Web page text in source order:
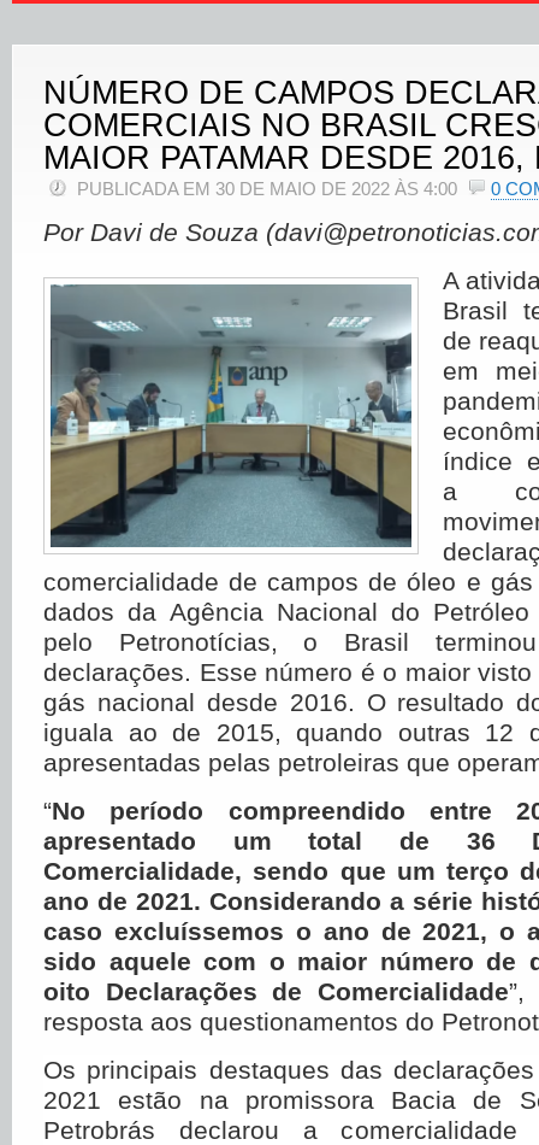
NÚMERO DE CAMPOS
COMERCIAIS NO BRASIL
MAIOR PATAMAR DESDE 2016,
PUBLICADA EM 30 DE MAIO DE 2022 ÀS 4:00 0
Por Davi de Souza
A
Brasil
de
em
índice
a
comercialidade de campos de óleo e
dados da Agência Nacional do Petróleo
pelo Petronotícias, o Brasil
declarações. Esse número é o maior
gás nacional desde 2016. O resultado
iguala ao de 2015, quando outras 12
apresentadas pelas petroleiras que
“No período compreendido entre
apresentado um total de 36
Comercialidade, sendo que um terço
ano de 2021. Considerando a série
caso excluíssemos o ano de 2021, o
sido aquele com o maior número de
oito Declarações de Comercialidade”,
resposta aos questionamentos do
Os principais destaques das
2021 estão na promissora Bacia de
Petrobrás declarou a